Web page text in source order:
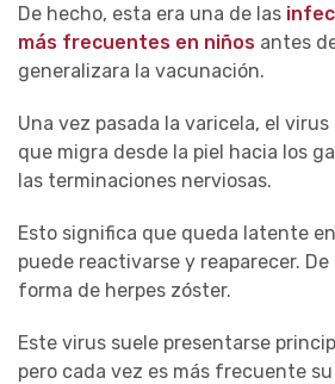
De hecho, esta era una de las
más frecuentes en niños antes
generalizara la vacunación.
Una vez pasada la varicela, el
que migra desde la piel hacia los
las terminaciones nerviosas.
Esto significa que queda latente
puede reactivarse y reaparecer.
forma de herpes zóster.
Este virus suele presentarse
pero cada vez es más frecuente